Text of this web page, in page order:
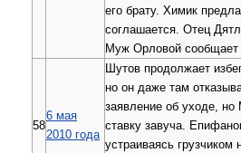
его брату. Химик
соглашается. Отец
Муж Орловой сообщает
58
6 мая
2010 года
Шутов продолжает
но он даже там
заявление об уходе, но
ставку завуча.
устраиваясь